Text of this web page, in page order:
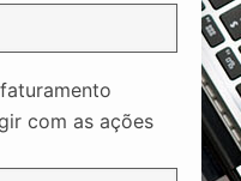
com as ações